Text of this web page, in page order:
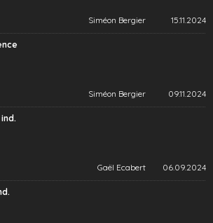
Siméon Bergier 15.11.2024
Siméon Bergier 09.11.2024
ind.
Gaël Ecabert 06.09.2024